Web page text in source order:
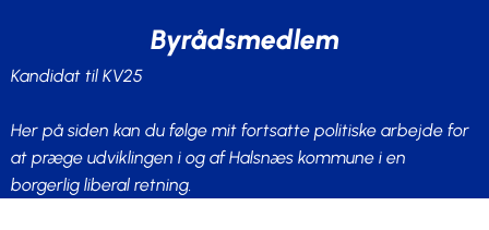
Byrådsmedlem
Kandidat til KV25
Her på siden kan du følge mit fortsatte politiske arbejde for
at præge udviklingen i og af Halsnæs kommune i en
borgerlig liberal retning.